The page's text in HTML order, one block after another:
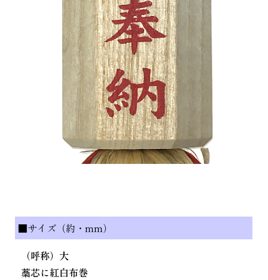
■サイズ（約・mm）
（呼称）大
藁芯に紅白布巻